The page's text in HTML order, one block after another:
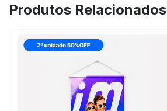
Produtos Relacionados